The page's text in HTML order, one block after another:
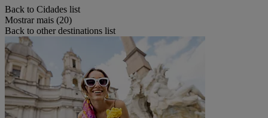
Back to Cidades list
Mostrar mais (20)
Back to other destinations list